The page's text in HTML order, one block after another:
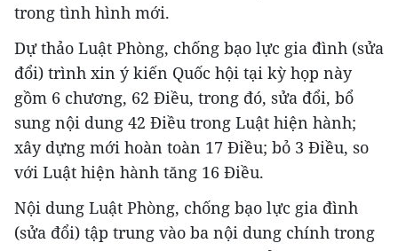
trong tình hình mới.
Dự thảo Luật Phòng, chống bạo lực gia đình (sửa
đổi) trình xin ý kiến Quốc hội tại kỳ họp này
gồm 6 chương, 62 Điều, trong đó, sửa đổi, bổ
sung nội dung 42 Điều trong Luật hiện hành;
xây dựng mới hoàn toàn 17 Điều; bỏ 3 Điều, so
với Luật hiện hành tăng 16 Điều.
Nội dung Luật Phòng, chống bạo lực gia đình
(sửa đổi) tập trung vào ba nội dung chính trong